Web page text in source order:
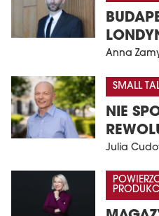
Anna
SMALL
NIE
Julia